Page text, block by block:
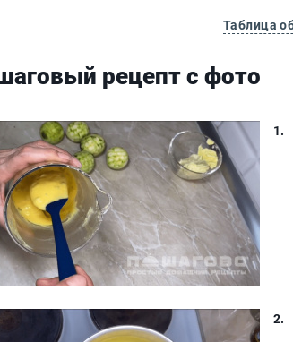
Таблица
рецепт с фото